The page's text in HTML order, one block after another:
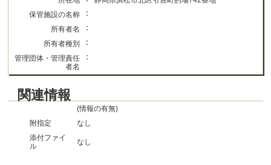
保管施設の名称
：
所有者名 ：
所有者種別 ：
管理団体・管理責任
者名
：
関連情報
(情報の有無)
附指定
なし
添付ファイ
ル
なし